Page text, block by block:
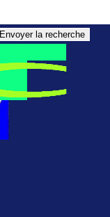
Envoyer la recherche